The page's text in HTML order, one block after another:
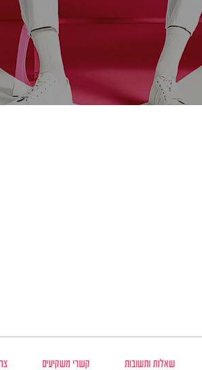
שאלות ותשובות קשרי משקיעים